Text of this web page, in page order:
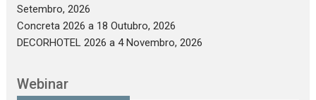
Setembro, 2026
Concreta 2026 a 18 Outubro, 2026
DECORHOTEL 2026 a 4 Novembro, 2026
Webinar